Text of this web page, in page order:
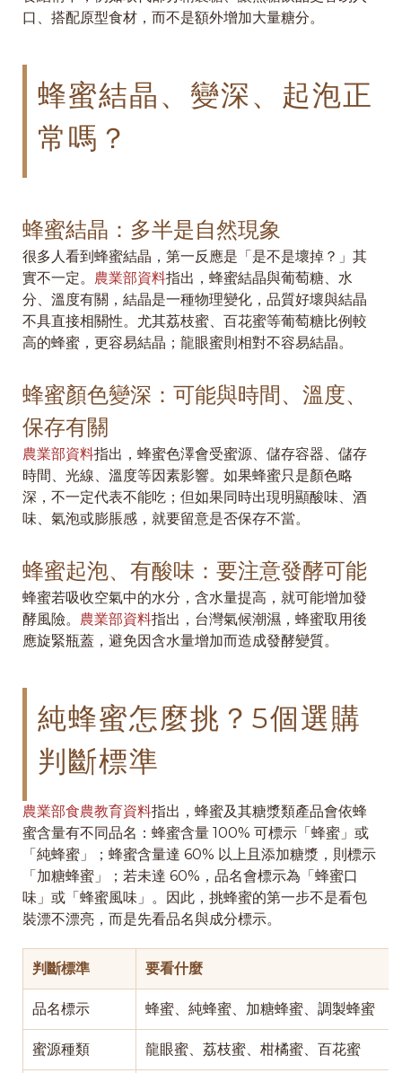
口、搭配原型食材，而不是額外增加大量糖分。
蜂蜜結晶、變深、起泡正
常嗎？
蜂蜜結晶：多半是自然現象
很多人看到蜂蜜結晶，第一反應是「是不是壞掉？」其
實不一定。 農業部資料指出，蜂蜜結晶與葡萄糖、水
分、溫度有關，結晶是一種物理變化，品質好壞與結晶
不具直接相關性。尤其荔枝蜜、百花蜜等葡萄糖比例較
高的蜂蜜，更容易結晶；龍眼蜜則相對不容易結晶。
蜂蜜顏色變深：可能與時間、溫度、
保存有關
農業部資料指出，蜂蜜色澤會受蜜源、儲存容器、儲存
時間、光線、溫度等因素影響。如果蜂蜜只是顏色略
深，不一定代表不能吃；但如果同時出現明顯酸味、酒
味、氣泡或膨脹感，就要留意是否保存不當。
蜂蜜起泡、有酸味：要注意發酵可能
蜂蜜若吸收空氣中的水分，含水量提高，就可能增加發
酵風險。 農業部資料指出，台灣氣候潮濕，蜂蜜取用後
應旋緊瓶蓋，避免因含水量增加而造成發酵變質。
純蜂蜜怎麼挑？5個選購
判斷標準
農業部食農教育資料指出，蜂蜜及其糖漿類產品會依蜂
蜜含量有不同品名：蜂蜜含量 100% 可標示「蜂蜜」或
「純蜂蜜」；蜂蜜含量達 60% 以上且添加糖漿，則標示
「加糖蜂蜜」；若未達 60%，品名會標示為「蜂蜜口
味」或「蜂蜜風味」。因此，挑蜂蜜的第一步不是看包
裝漂不漂亮，而是先看品名與成分標示。
判斷標準 要看什麼
品名標示 蜂蜜、純蜂蜜、加糖蜂蜜、調製蜂蜜
蜜源種類 龍眼蜜、荔枝蜜、柑橘蜜、百花蜜